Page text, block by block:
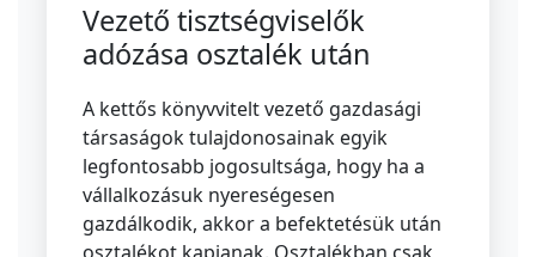
Vezető tisztségviselők
adózása osztalék után
A kettős könyvvitelt vezető gazdasági
társaságok tulajdonosainak egyik
legfontosabb jogosultsága, hogy ha a
vállalkozásuk nyereségesen
gazdálkodik, akkor a befektetésük után